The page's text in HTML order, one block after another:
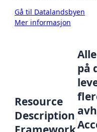
Gå til Datalandsbyen
Mer informasjon
Resource
Description
på